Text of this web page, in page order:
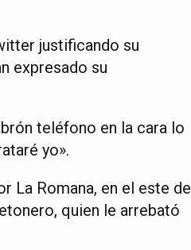
justificando su
expresado su
teléfono en la cara lo
yo».
La Romana, en el este de
quien le arrebató